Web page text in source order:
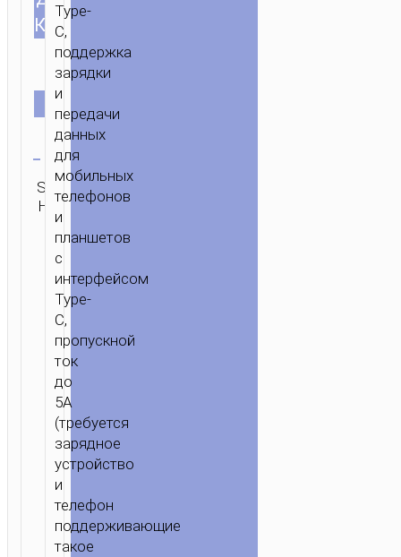
КАБЕЛЯ
ЦВЕТ
SKU:
Н/Д
Категория:
Type-C aka
Type-
C,
поддержка
зарядки
и
передачи
данных
для
мобильных
телефонов
и
планшетов
с
интерфейсом
Type-
C,
пропускной
ток
до
5A
(требуется
зарядное
устройство
и
телефон
поддерживающие
такое